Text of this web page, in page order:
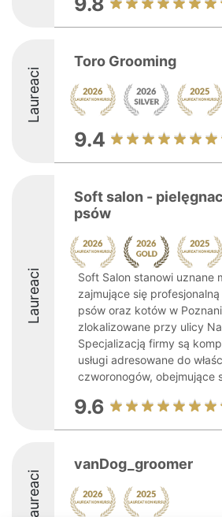
Laureaci
Toro Grooming
9.4
Laureaci
Soft salon -
psów
Soft Salon stanowi uznane
zajmujące się
psów oraz kotów w
zlokalizowane przy ulicy
Specjalizacją firmy są
usługi adresowane do
czworonogów, obejmujące
9.6
Laureaci
vanDog_groomer